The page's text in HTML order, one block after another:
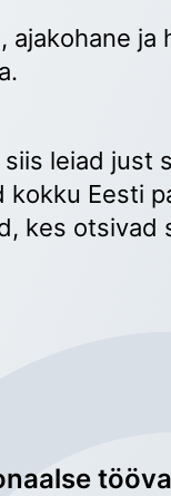
ajakohane
leiad just
Eesti
kes otsivad